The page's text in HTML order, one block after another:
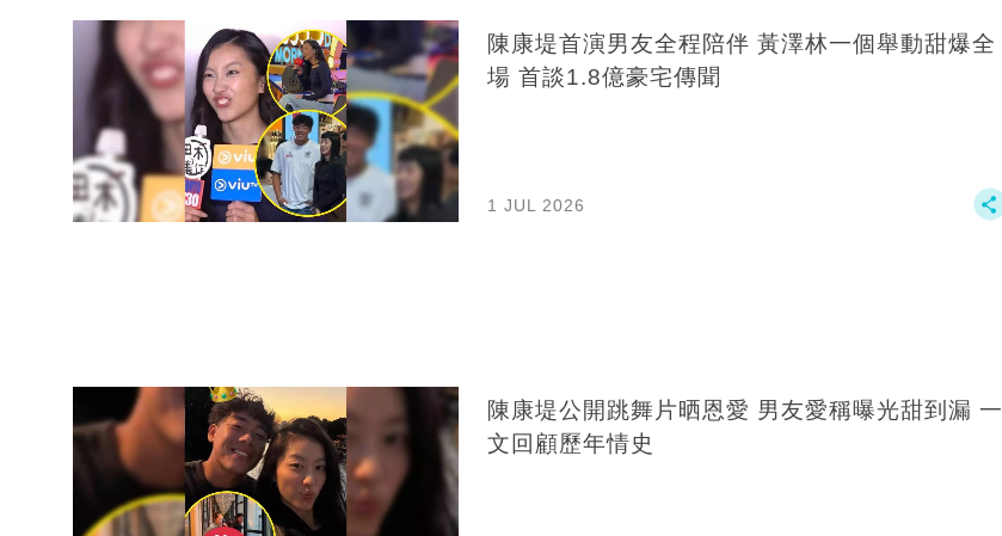
陳康堤首演男友全程陪伴 黃澤林一個舉動甜爆全
場 首談1.8億豪宅傳聞
1 JUL 2026
陳康堤公開跳舞片晒恩愛 男友愛稱曝光甜到漏 一
文回顧歷年情史